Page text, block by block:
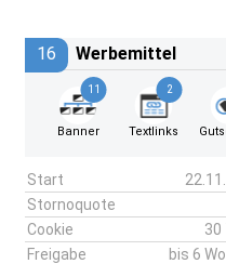
16 Werbemittel
11
Banner
2
Textlinks
Start
Stornoquote
Cookie
30
Freigabe
bis 6